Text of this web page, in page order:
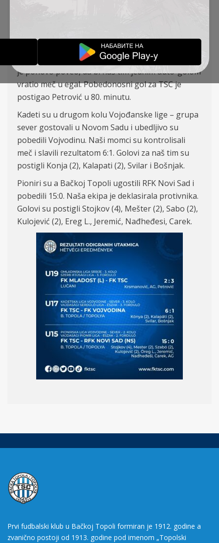
ćin je poveo na početku utakmice, ali je
jednačio rezultat Zatim domaći tim
je ponovo poveo,da binaš tim jednimauto-golom
vratio meč u egal.Pobedonosni gol za TSC je
postigao Petrović u 80. minutu.
Kadeti su u drugom kolu Vojođanske lige – grupa
sever gostovali u Novom Sadu i ubedljivo su
pobedili Vojvodinu. Naši momci su kontrolisali
meč i slavili rezultatom 6:1. Golovi za naš tim su
postigli Konja (2), Kalapati (2), Svilar i Bošnjak.
Pioniri su a Bačkoj Topoli ugostili RFK Novi Sad i
pobedili 15:0. Naša ekipa je deklasirala protivnika.
Golovi su postigli Stojkov (4), Mešter(2), Sabo (2),
Kulojević (2), Ereg L., Jeremić, Nađheđesi, Carek.
Prvi fudbalski klub u Bačkoj Topoli formiran je 1912. godine a
zvanično postoji od 1913. godine pod imenom „Topolski